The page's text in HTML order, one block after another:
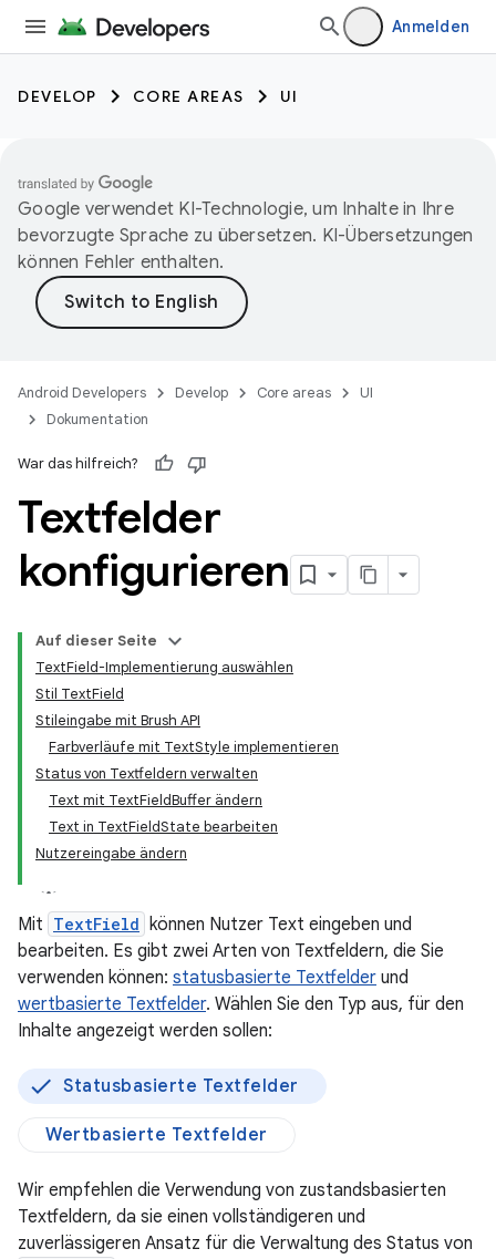
Anmelden
DEVELOP CORE AREAS UI
Google verwendet KI-Technologie, um Inhalte in Ihre
bevorzugte Sprache zu übersetzen. KI-Übersetzungen
können Fehler enthalten.
Android Developers Develop Core areas
UI
Dokumentation
War das hilfreich?
Textfelder
konfigurieren
Auf dieser Seite
TextField-Implementierung auswählen
Stil TextField
Stileingabe mit Brush API
Farbverläufe mit TextStyle implementieren
Status von Textfeldern verwalten
Text mit TextFieldBuffer ändern
Text in TextFieldState bearbeiten
Nutzereingabe ändern
Mit TextField können Nutzer Text eingeben und
bearbeiten. Es gibt zwei Arten von Textfeldern, die Sie
verwenden können: statusbasierte Textfelder und
wertbasierte Textfelder. Wählen Sie den Typ aus, für den
Inhalte angezeigt werden sollen:
Statusbasierte Textfelder
Wertbasierte Textfelder
Wir empfehlen die Verwendung von zustandsbasierten
Textfeldern, da sie einen vollständigeren und
zuverlässigeren Ansatz für die Verwaltung des Status von